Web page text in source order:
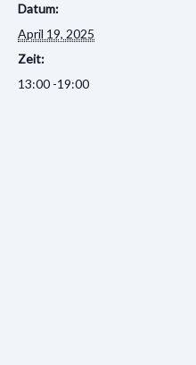
Datum:
April 19, 2025
Zeit:
13:00 -19:00